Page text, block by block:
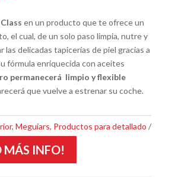
en un producto que te ofrece un
el cual, de un solo paso limpia, nutre y
las delicadas tapicerías de piel gracias a
fórmula enriquecida con aceites
permanecerá limpio y flexible
que vuelve a estrenar su coche.
, Meguiars, Productos para detallado
MÁS INFO!